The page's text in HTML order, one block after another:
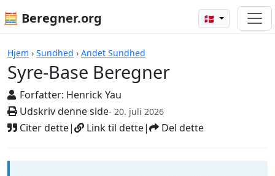
🧮 Beregner.org 🇩🇰
Hjem › Sundhed › Andet Sundhed
Syre-Base Beregner
Forfatter: Henrick Yau
Udskriv denne side- 20. juli 2026
Citer dette| Link til dette| Del dette
Beregnere